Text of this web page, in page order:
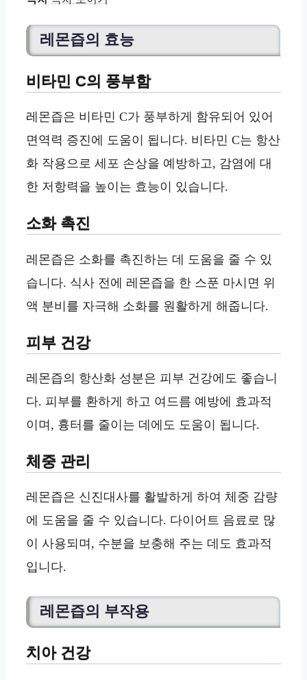
레몬즙의 효능
비타민 C의 풍부함
레몬즙은 비타민 C가 풍부하게 함유되어 있어
면역력 증진에 도움이 됩니다. 비타민 C는 항산
화 작용으로 세포 손상을 예방하고, 감염에 대
한 저항력을 높이는 효능이 있습니다.
소화 촉진
레몬즙은 소화를 촉진하는 데 도움을 줄 수 있
습니다. 식사 전에 레몬즙을 한 스푼 마시면 위
액 분비를 자극해 소화를 원활하게 해줍니다.
피부 건강
레몬즙의 항산화 성분은 피부 건강에도 좋습니
다. 피부를 환하게 하고 여드름 예방에 효과적
이며, 흉터를 줄이는 데에도 도움이 됩니다.
체중 관리
레몬즙은 신진대사를 활발하게 하여 체중 감량
에 도움을 줄 수 있습니다. 다이어트 음료로 많
이 사용되며, 수분을 보충해 주는 데도 효과적
입니다.
레몬즙의 부작용
치아 건강